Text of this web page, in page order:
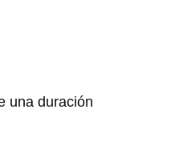
una duración